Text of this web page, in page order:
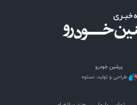
پرشین خودرو
طراحی و تولید: نستوه